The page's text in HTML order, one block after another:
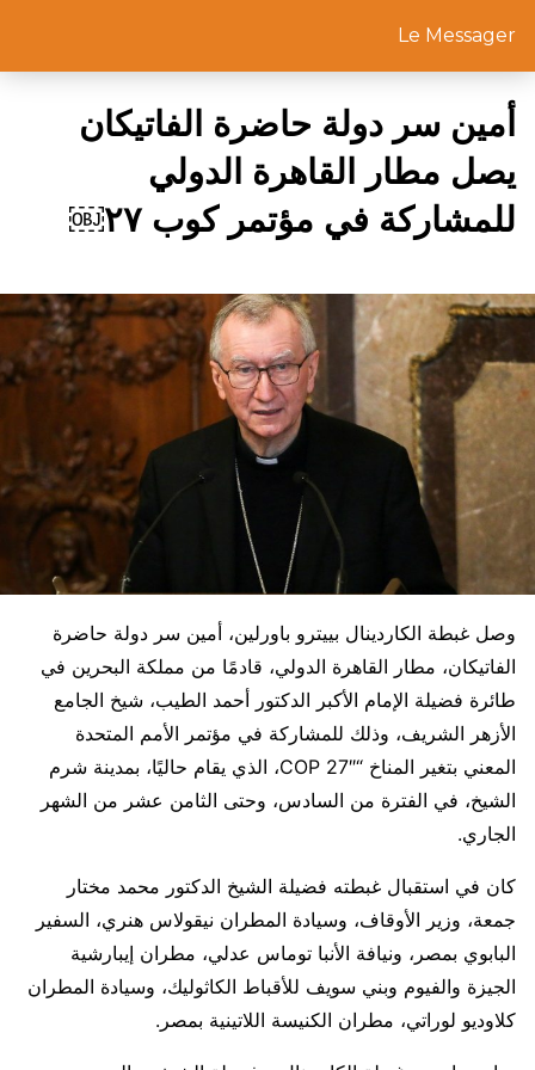
Le Messager
أمين سر دولة حاضرة الفاتيكان
يصل مطار القاهرة الدولي
للمشاركة في مؤتمر كوب ٢٧￼
وصل غبطة الكاردينال بييترو باورلين، أمين سر دولة حاضرة
الفاتيكان، مطار القاهرة الدولي، قادمًا من مملكة البحرين في
طائرة فضيلة الإمام الأكبر الدكتور أحمد الطيب، شيخ الجامع
الأزهر الشريف، وذلك للمشاركة في مؤتمر الأمم المتحدة
المعني بتغير المناخ “COP 27″، الذي يقام حاليًا، بمدينة شرم
الشيخ، في الفترة من السادس، وحتى الثامن عشر من الشهر
الجاري.
كان في استقبال غبطته فضيلة الشيخ الدكتور محمد مختار
جمعة، وزير الأوقاف، وسيادة المطران نيقولاس هنري، السفير
البابوي بمصر، ونيافة الأنبا توماس عدلي، مطران إيبارشية
الجيزة والفيوم وبني سويف للأقباط الكاثوليك، وسيادة المطران
كلاوديو لوراتي، مطران الكنيسة اللاتينية بمصر.